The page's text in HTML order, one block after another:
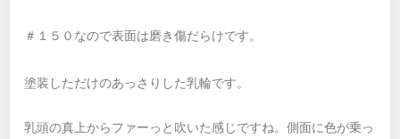
＃１５０なので表面は磨き傷だらけです。
塗装しただけのあっさりした乳輪です。
乳頭の真上からファーっと吹いた感じですね。側面に色が乗っ